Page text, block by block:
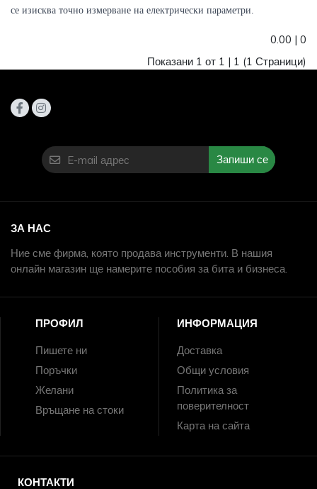
се изисква точно измерване на електрически параметри.
0.00 | 0
Показани 1 от 1 | 1 (1 Страници)
Запиши се
ЗА НАС
Ние сме фирма, която продава инструменти. В нашия
онлайн магазин ще намерите пособия за бита и бизнеса.
ПРОФИЛ
Пишете ни
Поръчки
Желани
Връщане на стоки
ИНФОРМАЦИЯ
Доставка
Общи условия
Политика за
поверителност
Карта на сайта
КОНТАКТИ